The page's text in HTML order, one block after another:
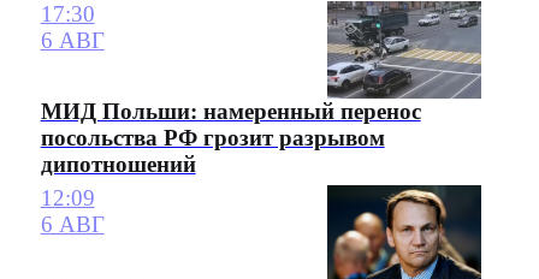
17:30
6 АВГ
МИД Польши: намеренный перенос
посольства РФ грозит разрывом
дипотношений
12:09
6 АВГ